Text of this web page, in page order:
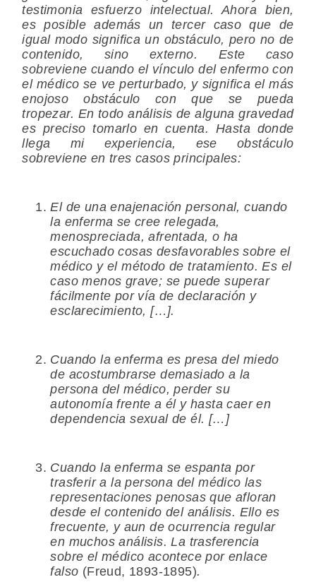
testimonia esfuerzo intelectual. Ahora bien,
es posible además un tercercaso que de
igual modo significa un obstáculo, pero no de
contenido, sino externo. Este caso
sobreviene cuando el vínculo del enfermo con
el médico se ve perturbado, y significa el más
enojoso obstáculo con que se pueda
tropezar. En todo análisis de alguna gravedad
es preciso tomarlo en cuenta. Hasta donde
llega mi experiencia, ese obstáculo
sobreviene en tres casos principales:
El de una enajenación personal, cuando
la enferma se cree relegada,
menospreciada, afrentada, o ha
escuchado cosas desfavorables sobre el
médico y el método de tratamiento. Es el
caso menos grave; se puede superar
fácilmente por vía de declaración y
esclarecimiento, […].
Cuando la enferma es presa del miedo
de acostumbrarse demasiado a la
persona del médico, perder su
autonomía frente a él y hasta caer en
dependencia sexual de él. […]
Cuando la enferma se espanta por
trasferir a la persona del médico las
representaciones penosas que afloran
desde el contenido del análisis. Ello es
frecuente, y aun de ocurrencia regular
en muchos análisis. La trasferencia
sobre el médico acontece por enlace
falso (Freud, 1893-1895).